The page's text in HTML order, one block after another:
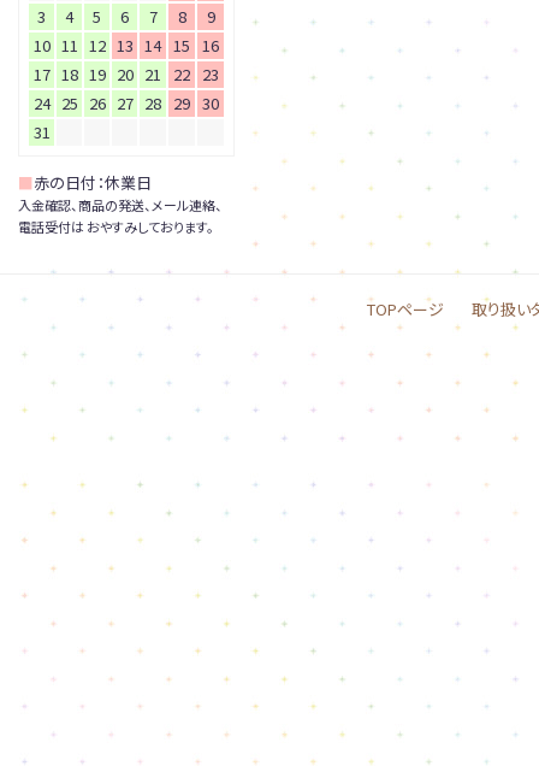
3
4 5 6 7 8
9
10 11 12 13 14 15
16
17 18 19 20 21 22 23
24 25 26 27 28 29 30
31
■赤の日付：休業日
入金確認、商品の発送、メール連絡、
電話受付は おやすみしております。
TOPページ 取り扱い